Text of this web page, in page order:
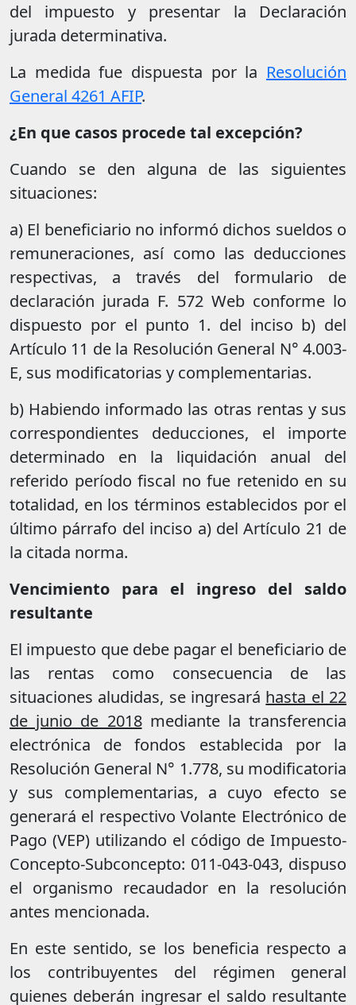
del impuesto y presentar la Declaración
jurada determinativa.
La medida fue dispuesta por la Resolución
General 4261 AFIP.
¿En que casos procede tal excepción?
Cuando se den alguna de las siguientes
situaciones:
a) El beneficiario no informó dichos sueldos o
remuneraciones, así como las deducciones
respectivas, a través del formulario de
declaración jurada F. 572 Web conforme lo
dispuesto por el punto 1. del inciso b) del
Artículo 11 de la Resolución General N° 4.003-
E, sus modificatorias y complementarias.
b) Habiendo informado las otras rentas y sus
correspondientes deducciones, el importe
determinado en la liquidación anual del
referido período fiscal no fue retenido en su
totalidad, en los términos establecidos por el
último párrafo del inciso a) del Artículo 21 de
la citada norma.
Vencimiento para el ingreso del saldo
resultante
El impuesto que debe pagar el beneficiario de
las rentas como consecuencia de las
situaciones aludidas, se ingresará hasta el 22
de junio de 2018mediante la transferencia
electrónica de fondos establecida por la
Resolución General N° 1.778, su modificatoria
y sus complementarias, a cuyo efecto se
generará el respectivo Volante Electrónico de
Pago (VEP) utilizando el código de Impuesto-
Concepto-Subconcepto: 011-043-043, dispuso
el organismo recaudador en la resolución
antes mencionada.
En este sentido, se los beneficia respecto a
los contribuyentes del régimen general
quienes deberán ingresar el saldo resultante